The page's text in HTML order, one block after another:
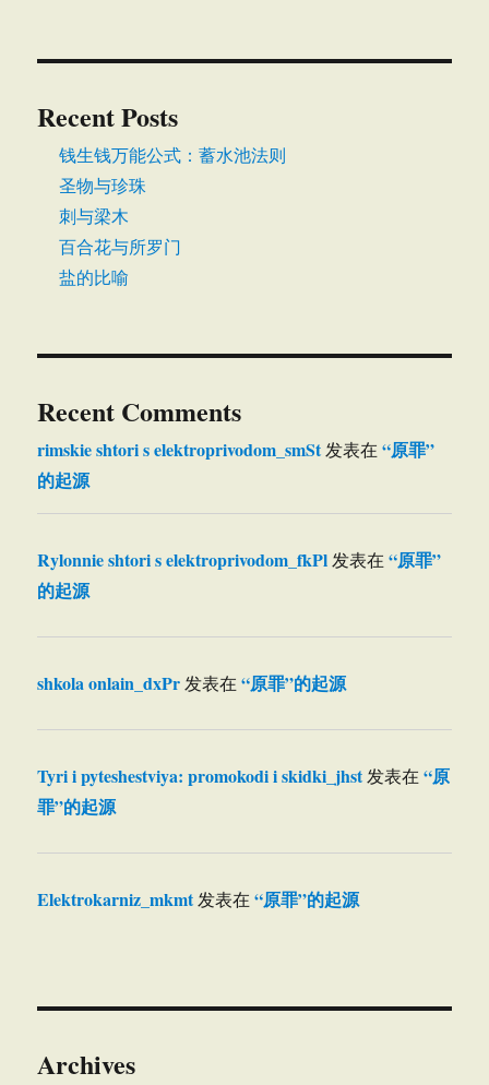
Recent Posts
钱生钱万能公式：蓄水池法则
圣物与珍珠
刺与梁木
百合花与所罗门
盐的比喻
Recent Comments
rimskie shtori s elektroprivodom_smSt发表在“原罪”
的起源
Rylonnie shtori s elektroprivodom_fkPl 发表在“原罪”
的起源
shkola onlain_dxPr 发表在“原罪”的起源
Tyri i pyteshestviya: promokodi i skidki_jhst发表在“原
罪”的起源
Elektrokarniz_mkmt发表在“原罪”的起源
Archives